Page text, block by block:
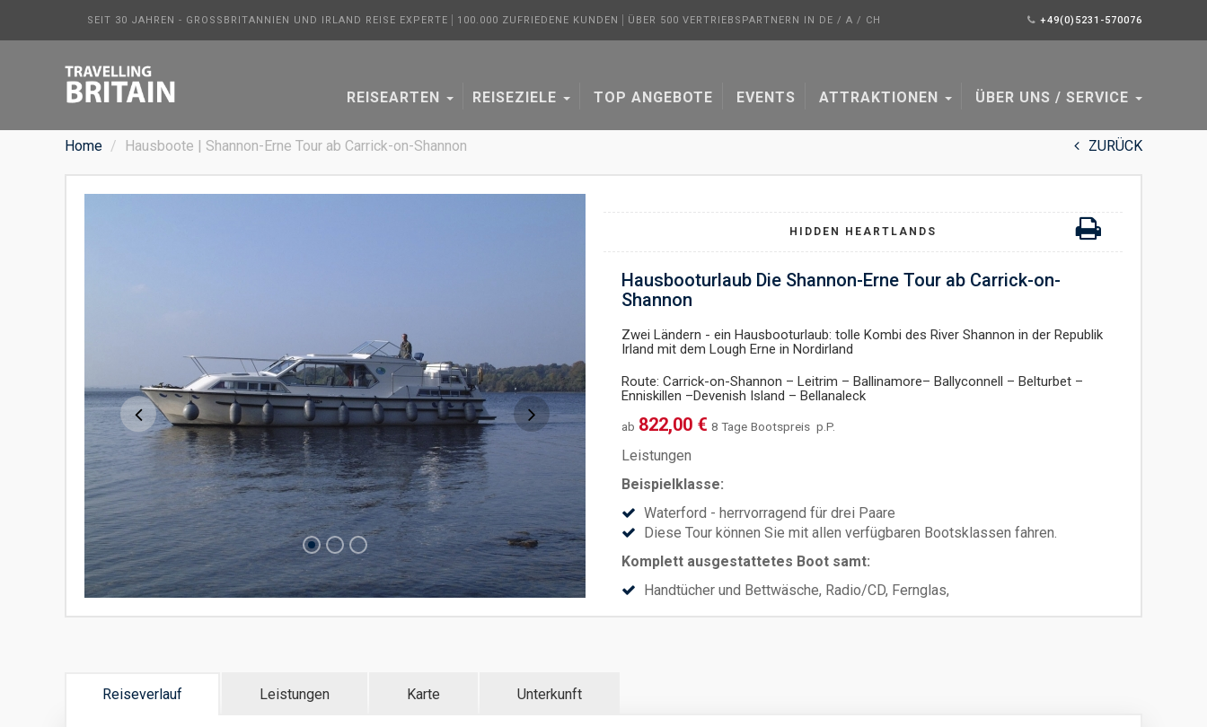
SEIT 30 JAHREN - GROSSBRITANNIEN UND IRLAND REISE EXPERTE 100.000 ZUFRIEDENE KUNDEN ÜBER 500 VERTRIEBSPARTNERN IN DE / A / CH +49(0)5231-570076
REISEARTEN REISEZIELE TOP ANGEBOTE EVENTS ATTRAKTIONEN ÜBER UNS / SERVICE
Home Hausboote | Shannon-Erne Tour ab Carrick-on-Shannon ZURÜCK
HIDDEN HEARTLANDS
Hausbooturlaub Die Shannon-Erne Tour ab Carrick-on-
Shannon
Zwei Ländern - ein Hausbooturlaub: tolle Kombi des River Shannon in der Republik
Irland mit dem Lough Erne in Nordirland
Route: Carrick-on-Shannon – Leitrim – Ballinamore– Ballyconnell – Belturbet –
Enniskillen –Devenish Island – Bellanaleck
ab 822,00 € 8 Tage Bootspreis p.P.
Leistungen
Beispielklasse:
Waterford - herrvorragend für drei Paare
Diese Tour können Sie mit allen verfügbaren Bootsklassen fahren.
Komplett ausgestattetes Boot samt:
Handtücher und Bettwäsche, Radio/CD, Fernglas,
Reiseverlauf Leistungen Karte Unterkunft